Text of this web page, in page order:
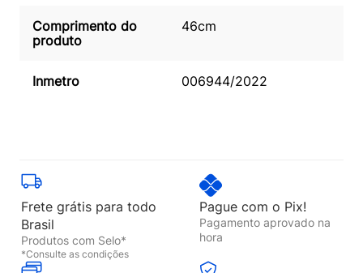
Comprimento do
produto
46cm
Inmetro 006944/2022
Frete grátis para todo
Brasil
Produtos com Selo*
*Consulte as condições
Pague com o Pix!
Pagamento aprovado na
hora